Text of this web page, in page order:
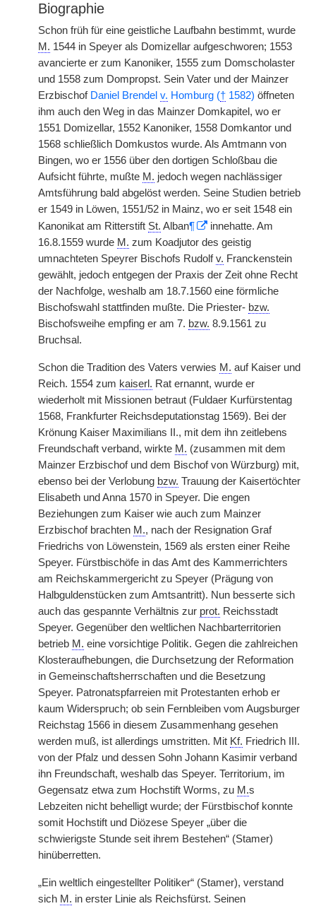
Biographie
Schon früh für eine geistliche Laufbahn bestimmt, wurde
M. 1544 in Speyer als Domizellar aufgeschworen; 1553
avancierte er zum Kanoniker, 1555 zum Domscholaster
und 1558 zum Dompropst. Sein Vater und der Mainzer
Erzbischof Daniel Brendel v. Homburg († 1582) öffneten
ihm auch den Weg in das Mainzer Domkapitel, wo er
1551 Domizellar, 1552 Kanoniker, 1558 Domkantor und
1568 schließlich Domkustos wurde. Als Amtmann von
Bingen, wo er 1556 über den dortigen Schloßbau die
Aufsicht führte, mußte M. jedoch wegen nachlässiger
Amtsführung bald abgelöst werden. Seine Studien betrieb
er 1549 in Löwen, 1551/52 in Mainz, wo er seit 1548 ein
Kanonikat am Ritterstift St. Alban¶
innehatte. Am
16.8.1559 wurde M. zum Koadjutor des geistig
umnachteten Speyrer Bischofs Rudolfv. Franckenstein
gewählt, jedoch entgegen der Praxis der Zeit ohne Recht
der Nachfolge, weshalb am 18.7.1560 eine förmliche
Bischofswahl stattfinden mußte. Die Priester- bzw.
Bischofsweihe empfing er am 7. bzw. 8.9.1561 zu
Bruchsal.
Schon die Tradition des Vaters verwies M. auf Kaiser und
Reich. 1554 zum kaiserl. Rat ernannt, wurde er
wiederholt mit Missionen betraut (Fuldaer Kurfürstentag
1568, Frankfurter Reichsdeputationstag 1569). Bei der
Krönung Kaiser Maximilians II., mit dem ihn zeitlebens
Freundschaft verband, wirkte M. (zusammen mit dem
Mainzer Erzbischof und dem Bischof von Würzburg) mit,
ebenso bei der Verlobung bzw. Trauung der Kaisertöchter
Elisabeth und Anna 1570 in Speyer. Die engen
Beziehungen zum Kaiser wie auch zum Mainzer
Erzbischof brachten M., nach der Resignation Graf
Friedrichs von Löwenstein, 1569 als ersten einer Reihe
Speyer. Fürstbischöfe in das Amt des Kammerrichters
am Reichskammergericht zu Speyer (Prägung von
Halbguldenstücken zum Amtsantritt). Nun besserte sich
auch das gespannte Verhältnis zur prot. Reichsstadt
Speyer. Gegenüber den weltlichen Nachbarterritorien
betrieb M. eine vorsichtige Politik. Gegen die zahlreichen
Klosteraufhebungen, die Durchsetzung der Reformation
in Gemeinschaftsherrschaften und die Besetzung
Speyer. Patronatspfarreien mit Protestanten erhob er
kaum Widerspruch; ob sein Fernbleiben vom Augsburger
Reichstag 1566 in diesem Zusammenhang gesehen
werden muß, ist allerdings umstritten. Mit Kf. Friedrich III.
von der Pfalz und dessen Sohn Johann Kasimir verband
ihn Freundschaft, weshalb das Speyer. Territorium, im
Gegensatz etwa zum Hochstift Worms, zu M.s
Lebzeiten nicht behelligt wurde; der Fürstbischof konnte
somit Hochstift und Diözese Speyer „über die
schwierigste Stunde seit ihrem Bestehen“ (Stamer)
hinüberretten.
„Ein weltlich eingestellter Politiker“ (Stamer), verstand
sich M. in erster Linie als Reichsfürst. Seinen